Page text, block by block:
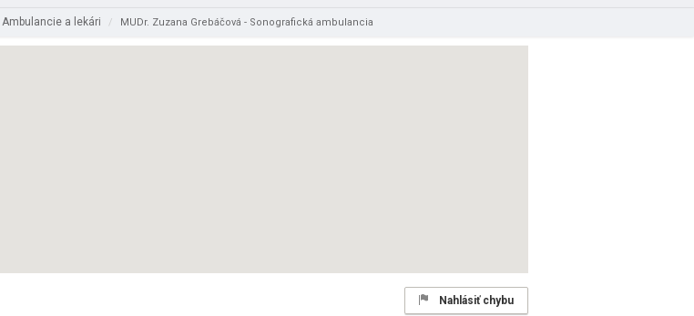
Ambulancie a lekári / MUDr. Zuzana Grebáčová - Sonografická ambulancia
Nahlásiť chybu